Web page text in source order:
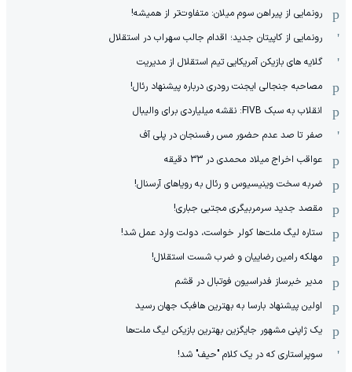
رونمایی از پیراهن سوم میلان: متفاوت‌تر از همیشه!
رونمایی از کاپیتان جدید؛ اقدام جالب سهراب در استقلال
گلایه های بازیکن آمریکایی تیم استقلال از مدیریت
مصاحبه جنجالی ایجنت رودری درباره پیشنهاد رئال!
انقلاب به سبک FIVB: نقشه میلیاردی برای والیبال
صفر تا صد عدم حضور مس رفسنجان در پلی آف
عواقب اخراج میلاد محمدی در 33 دقیقه
ضربه سخت وینیسیوس و رئال به رویاهای آرسنال!
مقصد جدید سرمربیگری مجتبی جباری!
ستاره لیگ ملت‌ها کولر خواست، دولت وارد عمل شد!
مهلکه رامین رضاییان و ضرب شست استقلال!
مدیر خبرساز فدراسیون فوتبال در قشم
اولین پیشنهاد بارسا به بهترین هافبک جهان رسید
یک ژاپنی مشهور جایگزین بهترین بازیکن لیگ ملت‌ها
سوپراستاری که در یک کلام "حیف" شد!